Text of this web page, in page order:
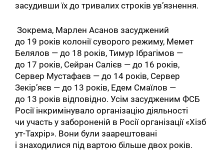
засудивши їх до тривалих строків ув’язнення.
Зокрема, Марлен Асанов засуджений
до 19 років колонії суворого режиму, Мемет
Белялов — до 18 років, Тимур Ібрагімов —
до 17 років, Сейран Салієв — до 16 років,
Сервер Мустафаєв — до 14 років, Сервер
Зекір’яєв — до 13 років, Едем Смаїлов —
до 13 років відповідно. Усім засудженим ФСБ
Росії інкримінувало організацію діяльності
чи участь у забороненій в Росії організації «Хізб
ут-Тахрір». Вони були заарештовані
і знаходилися під вартою більше двох років.